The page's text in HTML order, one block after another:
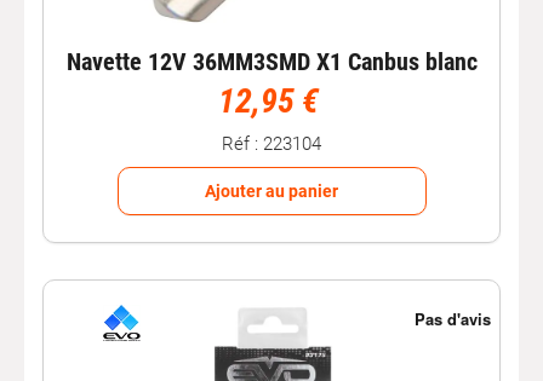
Navette 12V 36MM3SMD X1 Canbus blanc
12,95 €
Réf : 223104
Ajouter au panier